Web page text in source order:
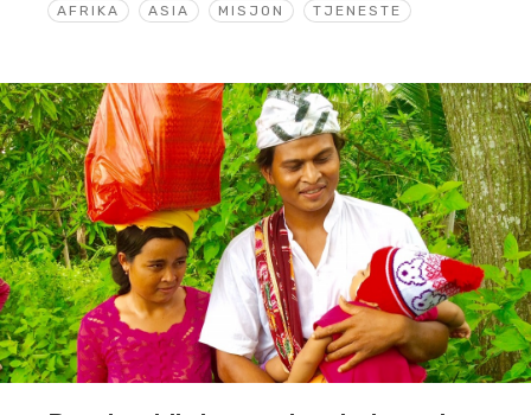
AFRIKA ASIA MISJON TJENESTE